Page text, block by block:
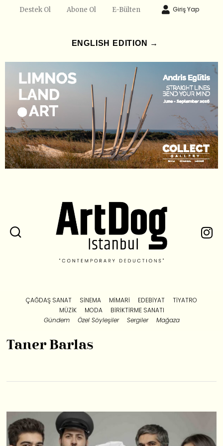
Destek Ol Abone Ol E-Bülten Giriş Yap
ENGLISH EDITION →
ÇAĞDAŞ SANAT SINEMA MIMARI EDEBIYAT
TIYATRO
MÜZIK
MODA
BIRIKTIRME SANATI
Gündem
Özel Söyleşiler Sergiler Mağaza
Taner Barlas